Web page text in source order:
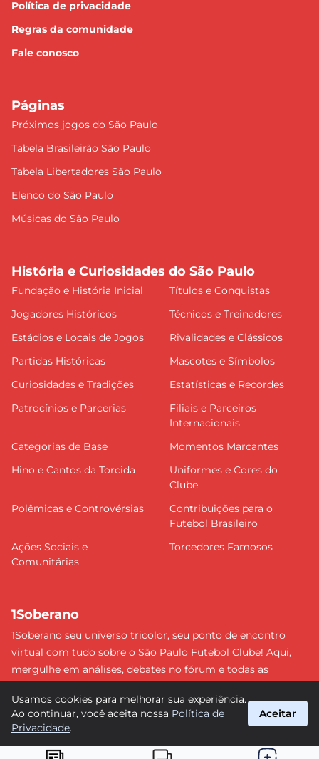
Política de privacidade
Regras da comunidade
Fale conosco
Páginas
Próximos jogos do São Paulo
Tabela Brasileirão São Paulo
Tabela Libertadores São Paulo
Elenco do São Paulo
Músicas do São Paulo
História e Curiosidades do São Paulo
Fundação e História Inicial
Títulos e Conquistas
Jogadores Históricos
Técnicos e Treinadores
Estádios e Locais de Jogos
Rivalidades e Clássicos
Partidas Históricas
Mascotes e Símbolos
Curiosidades e Tradições
Estatísticas e Recordes
Patrocínios e Parcerias
Filiais e Parceiros
Internacionais
Categorias de Base
Momentos Marcantes
Hino e Cantos da Torcida
Uniformes e Cores do
Clube
Polêmicas e Controvérsias
Contribuições para o
Futebol Brasileiro
Ações Sociais e
Comunitárias
Torcedores Famosos
1Soberano
1Soberano seu universo tricolor, seu ponto de encontro
virtual com tudo sobre o São Paulo Futebol Clube! Aqui,
mergulhe em análises, debates no fórum e todas as
detalhe e faça parte dessa comunidade apaixonada pelo
tricolor paulista. #SPFC #SãoPaulo #1Soberano
Usamos cookies para melhorar sua experiência.
Ao continuar, você aceita nossa Política de
Privacidade.
Aceitar